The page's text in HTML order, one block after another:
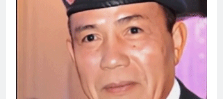
Album 7
3 Years Ago
Vẫy tay ngậm ngùi
2 Years Ago
Chuẩn Tướng Trần Văn Hai
2 Years Ago